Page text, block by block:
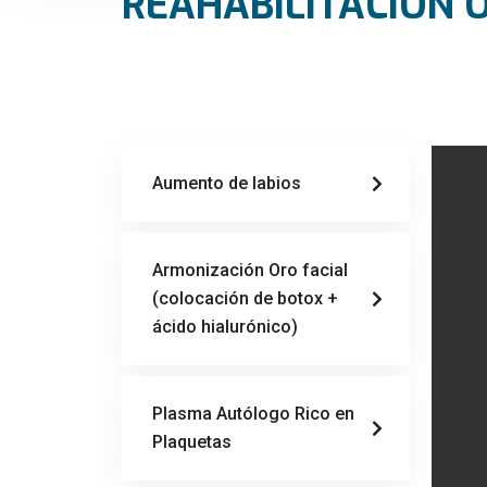
Aumento de labios
Armonización Oro facial
(colocación de botox +
ácido hialurónico)
Plasma Autólogo Rico en
Plaquetas